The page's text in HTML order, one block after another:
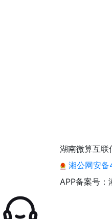
湖南微算互
湘公网安
APP备案号